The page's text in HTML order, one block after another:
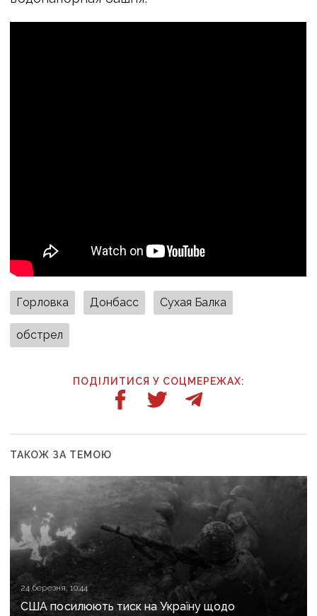
Горловка Донбасс Сухая Балка
обстрел
ПОДІЛИТИСЯ У СОЦМЕРЕЖАХ:
ТАКОЖ ЗА ТЕМОЮ
24 березня, 10:44
США посилюють тиск на Україну щодо